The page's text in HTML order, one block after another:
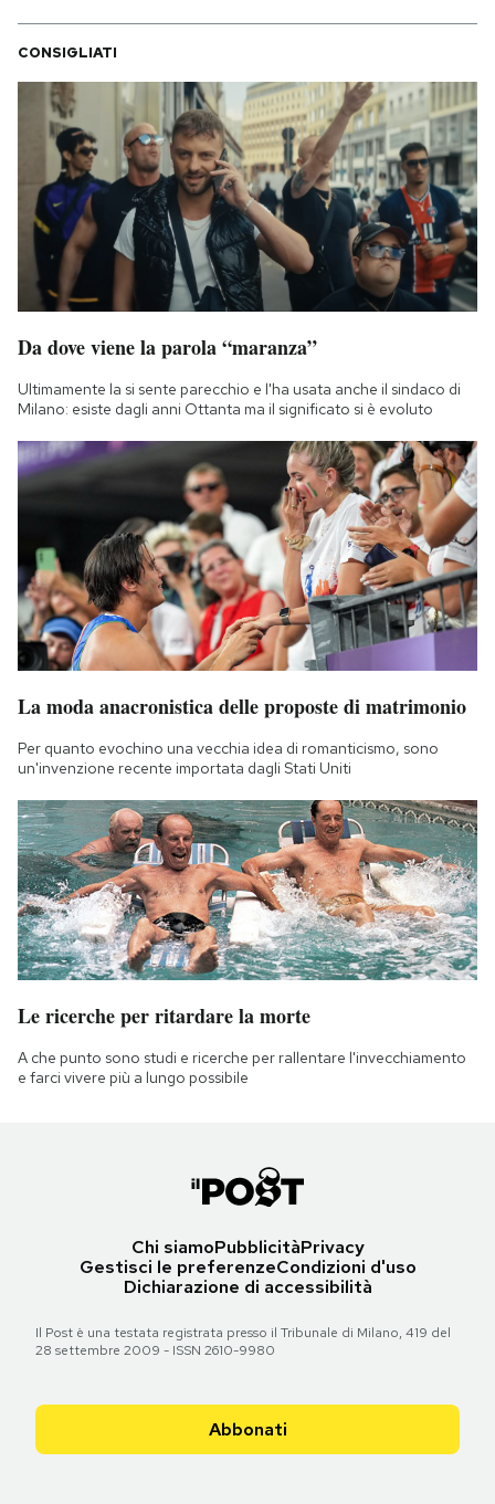
CONSIGLIATI
Da dove viene la parola “maranza”
Ultimamente la si sente parecchio e l'ha usata anche il sindaco di
Milano: esiste dagli anni Ottanta ma il significato si è evoluto
La moda anacronistica delle proposte di matrimonio
Per quanto evochino una vecchia idea di romanticismo, sono
un'invenzione recente importata dagli Stati Uniti
Le ricerche per ritardare la morte
A che punto sono studi e ricerche per rallentare l'invecchiamento
e farci vivere più a lungo possibile
Chi siamoPubblicitàPrivacy
Gestisci le preferenzeCondizioni d'uso
Dichiarazione di accessibilità
Il Post è una testata registrata presso il Tribunale di Milano, 419 del
28 settembre 2009 - ISSN 2610-9980
Abbonati